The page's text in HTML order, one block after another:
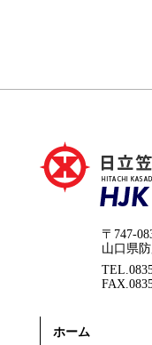
〒747-
山口県
ホーム